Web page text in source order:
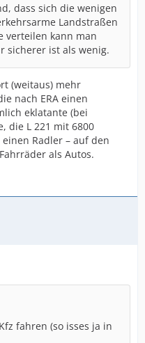
dass sich die wenigen
Landstraßen
verteilen kann man
sicherer ist als wenig.
(weitaus) mehr
nach ERA einen
eklatante (bei
die L 221 mit 6800
Radler – auf den
als Autos.
fahren (so isses ja in